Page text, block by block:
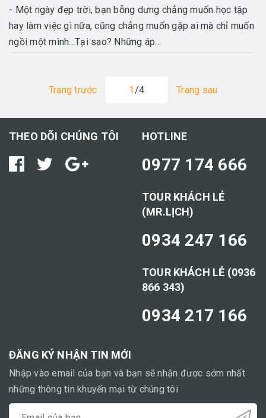
- Một ngày đẹp trời, bạn bỗng dưng chẳng muốn học tập
hay làm việc gì nữa, cũng chẳng muốn gặp ai mà chỉ muốn
ngồi một mình...Tại sao? Những áp...
Trang trước 1 /4 Trang sau
THEO DÕI CHÚNG TÔI HOTLINE
0977 174 666
TOUR KHÁCH LẺ
(MR.LỊCH)
0934 247 166
TOUR KHÁCH LẺ (0936
866 343)
0934 217 166
ĐĂNG KÝ NHẬN TIN MỚI
Nhập vào email của bạn và bạn sẽ nhận được sớm nhất
những thông tin khuyến mại từ chúng tôi